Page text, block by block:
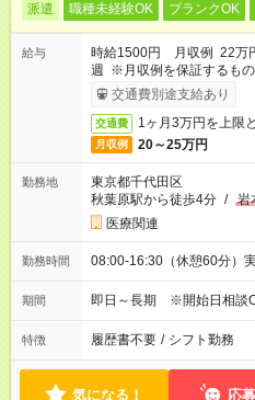
派遣 職種未経験OK ブランクOK
給与
時給1500円 月収例 22万
週 ※月収例を保証するもの
交通費別途支給あり
交通費 1ヶ月3万円を上限
月収例 20～25万円
勤務地
東京都千代田区
秋葉原駅から徒歩4分 / 岩
医療関連
勤務時間 08:00-16:30（休憩60分）
期間 即日～長期 ※開始日相談
特徴 履歴書不要 / シフト勤務
気になる！ 応